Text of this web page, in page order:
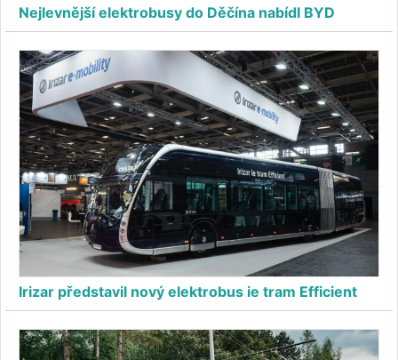
Nejlevnější elektrobusy do Děčína nabídl BYD
Irizar představil nový elektrobus ie tram Efficient